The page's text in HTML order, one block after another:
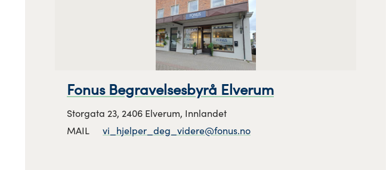
Fonus Begravelsesbyrå Elverum
Storgata 23, 2406 Elverum, Innlandet
MAIL
vi_hjelper_deg_videre@fonus.no